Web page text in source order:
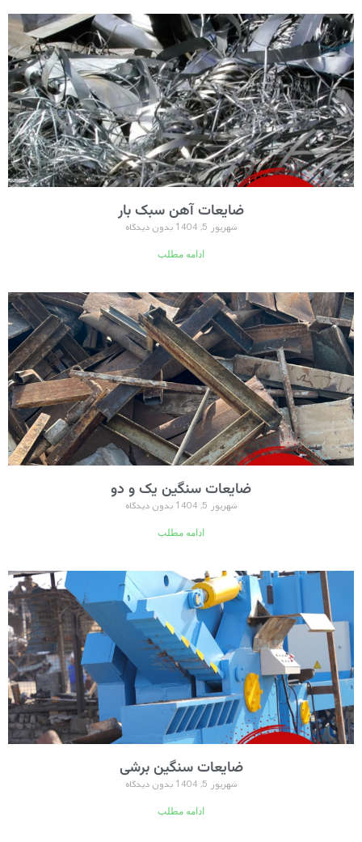
ضایعات آهن سبک بار
شهریور 5, 1404 بدون دیدگاه
ادامه مطلب
ضایعات سنگین یک و دو
شهریور 5, 1404 بدون دیدگاه
ادامه مطلب
ضایعات سنگین برشی
شهریور 5, 1404 بدون دیدگاه
ادامه مطلب